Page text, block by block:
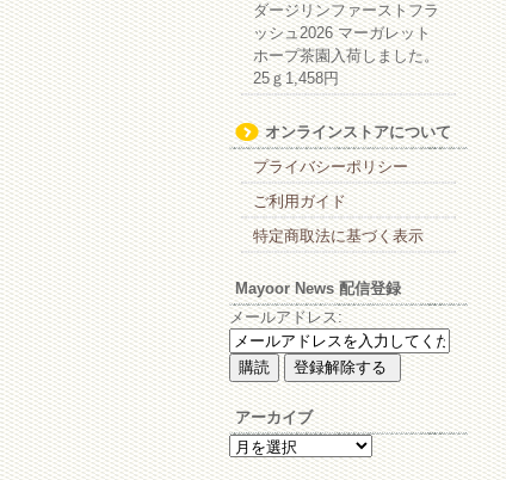
ダージリンファーストフラ
ッシュ2026 マーガレット
ホープ茶園入荷しました。
25ｇ1,458円
オンラインストアについて
プライバシーポリシー
ご利用ガイド
特定商取法に基づく表示
Mayoor News 配信登録
メールアドレス:
アーカイブ
ア
ー